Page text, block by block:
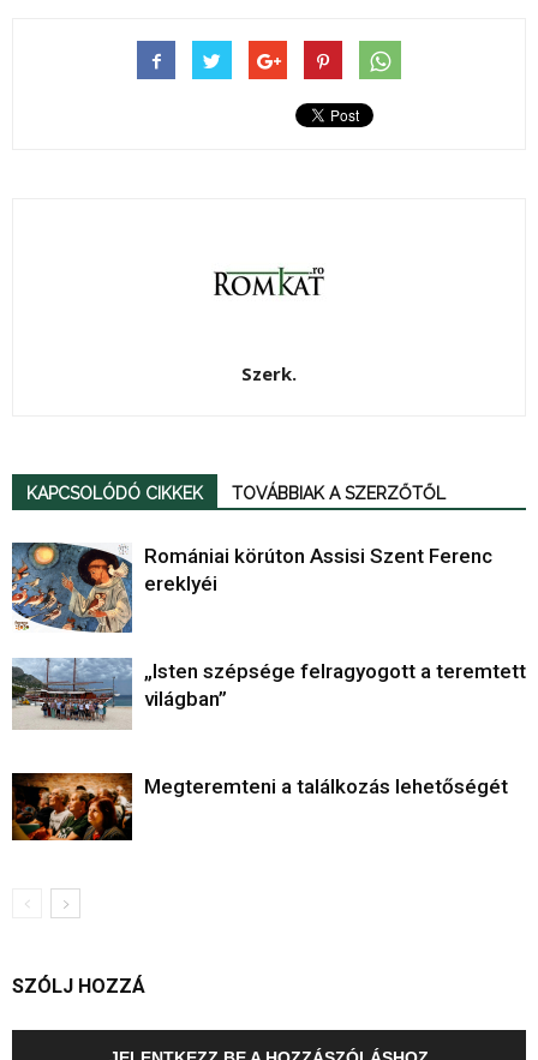
Szerk.
KAPCSOLÓDÓ CIKKEK TOVÁBBIAK A SZERZŐTŐL
Romániai körúton Assisi Szent Ferenc
ereklyéi
„Isten szépsége felragyogott a teremtett
világban”
Megteremteni a találkozás lehetőségét
SZÓLJ HOZZÁ